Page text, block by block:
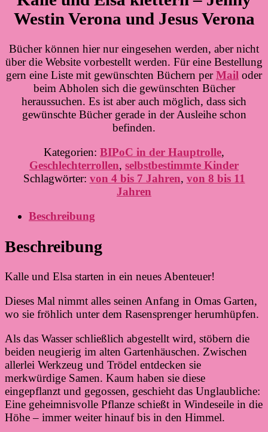
Westin Verona und Jesus Verona
Bücher können hier nur eingesehen werden, aber nicht
über die Website vorbestellt werden. Für eine Bestellung
gern eine Liste mit gewünschten Büchern perMail oder
beim Abholen sich die gewünschten Bücher
heraussuchen. Es ist aber auch möglich, dass sich
gewünschte Bücher gerade in der Ausleihe schon
befinden.
Kategorien: BIPoC in der Hauptrolle,
Geschlechterrollen, selbstbestimmte Kinder
Schlagwörter: von 4 bis 7 Jahren, von 8 bis 11
Jahren
Beschreibung
Beschreibung
Kalle und Elsa starten in ein neues Abenteuer!
Dieses Mal nimmt alles seinen Anfang in Omas Garten,
wo sie fröhlich unter dem Rasensprenger herumhüpfen.
Als das Wasser schließlich abgestellt wird, stöbern die
beiden neugierig im alten Gartenhäuschen. Zwischen
allerlei Werkzeug und Trödel entdecken sie
merkwürdige Samen. Kaum haben sie diese
eingepflanzt und gegossen, geschieht das Unglaubliche:
Eine geheimnisvolle Pflanze schießt in Windeseile in die
Höhe – immer weiter hinauf bis in den Himmel.